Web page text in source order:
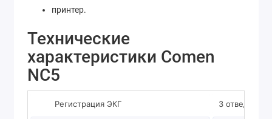
принтер.
Технические
характеристики Comen
NC5
Регистрация ЭКГ 3 отведения